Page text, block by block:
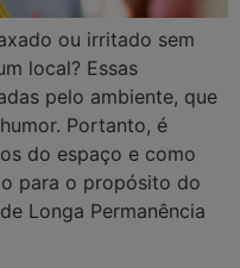
ou irritado sem
local? Essas
pelo ambiente, que
Portanto, é
do espaço e como
para o propósito do
Longa Permanência